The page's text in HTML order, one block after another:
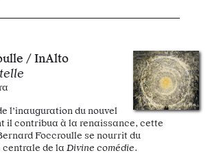
/ InAlto
l’inauguration du nouvel
il contribua à la renaissance, cette
Foccroulle se nourrit du
centrale de la Divine comédie.